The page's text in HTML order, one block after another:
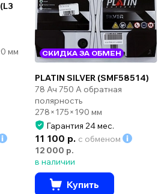
мм
СКИДКА ЗА ОБМЕН
PLATIN SILVER (SMF58514)
78 Ач 750 А обратная
полярность
278×175×190 мм
Гарантия 24 мес.
11 100 р. с обменом
12 000 р.
в наличии
Купить